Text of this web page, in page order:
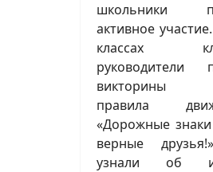
школьники
активное
классах
руководители
викторины
правила
«Дорожные
верные
узнали об